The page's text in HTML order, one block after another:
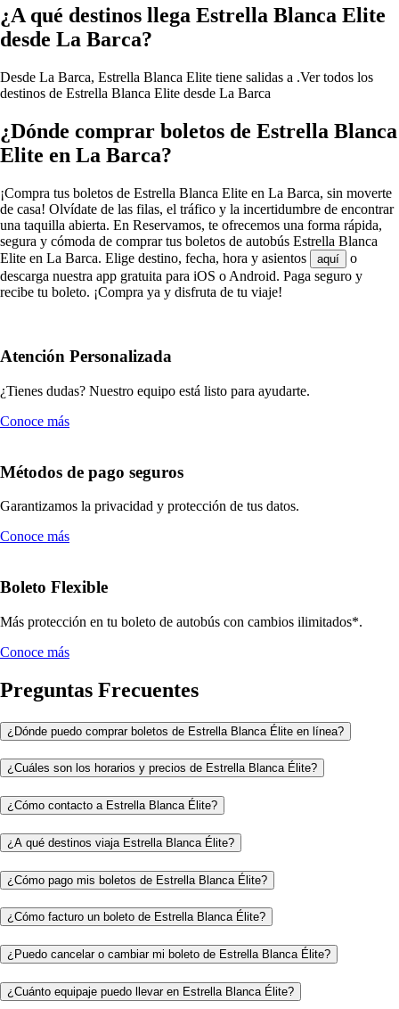
¿A qué destinos llega Estrella Blanca Elite
desde La Barca?
Desde La Barca, Estrella Blanca Elite tiene salidas a .Ver todos los
destinos de Estrella Blanca Elite desde La Barca
¿Dónde comprar boletos de Estrella Blanca
Elite en La Barca?
¡Compra tus boletos de Estrella Blanca Elite en La Barca, sin moverte
de casa! Olvídate de las filas, el tráfico y la incertidumbre de encontrar
una taquilla abierta. En Reservamos, te ofrecemos una forma rápida,
segura y cómoda de comprar tus boletos de autobús Estrella Blanca
Elite en La Barca. Elige destino, fecha, hora y asientos
aquí
o
descarga nuestra app gratuita para iOS o Android. Paga seguro y
recibe tu boleto. ¡Compra ya y disfruta de tu viaje!
Atención Personalizada
¿Tienes dudas? Nuestro equipo está listo para ayudarte.
Conoce más
Métodos de pago seguros
Garantizamos la privacidad y protección de tus datos.
Conoce más
Boleto Flexible
Más protección en tu boleto de autobús con cambios ilimitados*.
Conoce más
Preguntas Frecuentes
¿Dónde puedo comprar boletos de Estrella Blanca Élite en línea?
¿Cuáles son los horarios y precios de Estrella Blanca Élite?
¿Cómo contacto a Estrella Blanca Élite?
¿A qué destinos viaja Estrella Blanca Élite?
¿Cómo pago mis boletos de Estrella Blanca Élite?
¿Cómo facturo un boleto de Estrella Blanca Élite?
¿Puedo cancelar o cambiar mi boleto de Estrella Blanca Élite?
¿Cuánto equipaje puedo llevar en Estrella Blanca Élite?